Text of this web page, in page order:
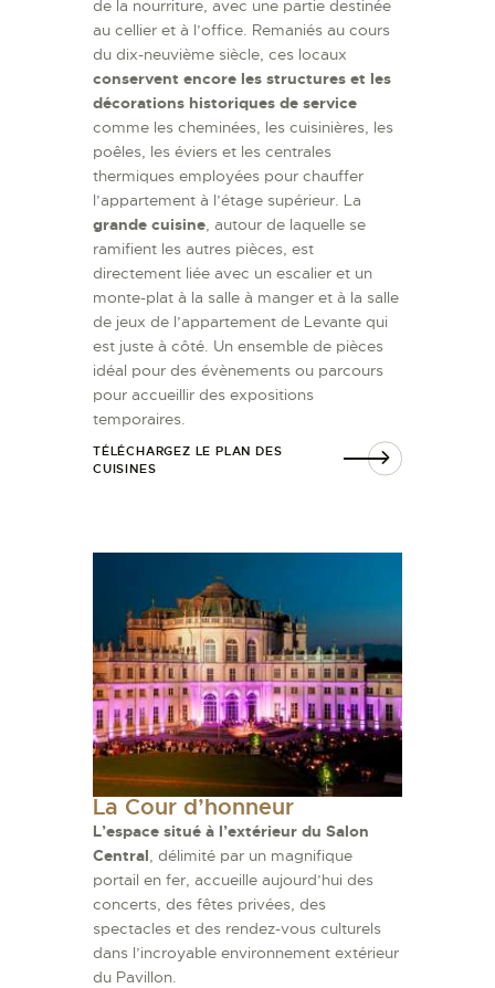
de la nourriture, avec une partie destinée
au cellier et à l’office. Remaniés au cours
du dix-neuvième siècle, ces locaux
conservent encore les structures et les
décorations historiques de service
comme les cheminées, les cuisinières, les
poêles, les éviers et les centrales
thermiques employées pour chauffer
l’appartement à l’étage supérieur. La
grande cuisine, autour de laquelle se
ramifient les autres pièces, est
directement liée avec un escalier et un
monte-plat à la salle à manger et à la salle
de jeux de l’appartement de Levante qui
est juste à côté. Un ensemble de pièces
idéal pour des évènements ou parcours
pour accueillir des expositions
temporaires.
TÉLÉCHARGEZ LE PLAN DES
CUISINES
La Cour d’honneur
L’espace situé à l’extérieur du Salon
Central, délimité par un magnifique
portail en fer, accueille aujourd’hui des
concerts, des fêtes privées, des
spectacles et des rendez-vous culturels
dans l’incroyable environnement extérieur
du Pavillon.